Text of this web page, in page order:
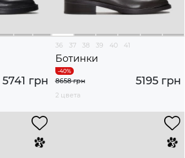
5741 грн
36 37 38 39 40 41
Ботинки
5195 грн
8658 грн
2 цвета